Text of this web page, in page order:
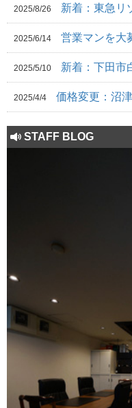
2025/8/26 新着：東急リ
2025/6/14 営業マンを大
2025/5/10 新着：下田市
2025/4/4 価格変更：沼
STAFF BLOG